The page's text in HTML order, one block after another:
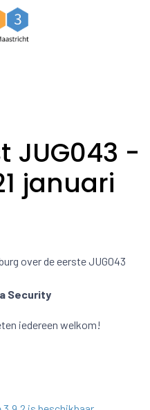
JUG043 -
januari
over de eerste JUG043
Security
iedereen welkom!